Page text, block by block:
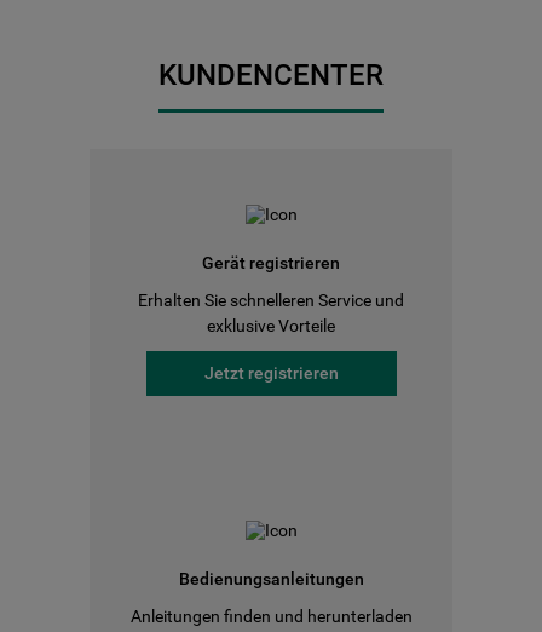
KUNDENCENTER
Gerät registrieren
Erhalten Sie schnelleren Service und
exklusive Vorteile
Jetzt registrieren
Bedienungsanleitungen
Anleitungen finden und herunterladen